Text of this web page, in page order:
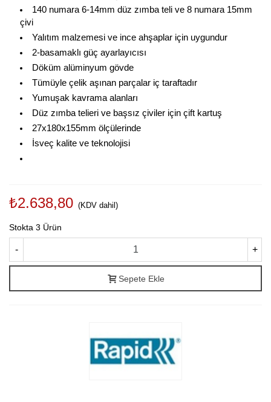
140 numara 6-14mm düz zımba teli ve 8 numara 15mm
çivi
Yalıtım malzemesi ve ince ahşaplar için uygundur
2-basamaklı güç ayarlayıcısı
Döküm alüminyum gövde
Tümüyle çelik aşınan parçalar iç taraftadır
Yumuşak kavrama alanları
Düz zımba telieri ve başsız çiviler için çift kartuş
27x180x155mm ölçülerinde
İsveç kalite ve teknolojisi
₺2.638,80 (KDV dahil)
Stokta 3 Ürün
- +
Sepete Ekle